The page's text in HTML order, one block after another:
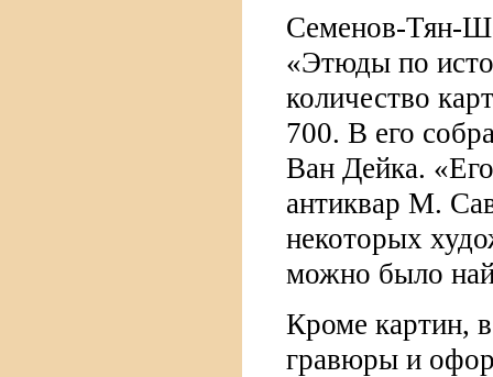
Семенов-Тян-
«Этюды по
количество
700. В его
Ван Дейка.
антиквар М.
некоторых
можно было
Кроме картин,
гравюры и